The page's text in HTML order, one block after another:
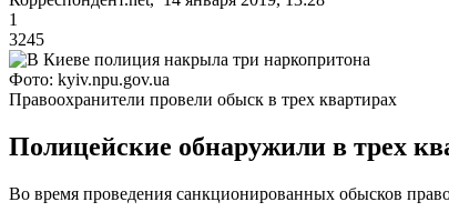
1
3245
Фото: kyiv.npu.gov.ua
Правоохранители провели обыск в трех квартирах
Полицейские обнаружили в трех
Во время проведения санкционированных обысков